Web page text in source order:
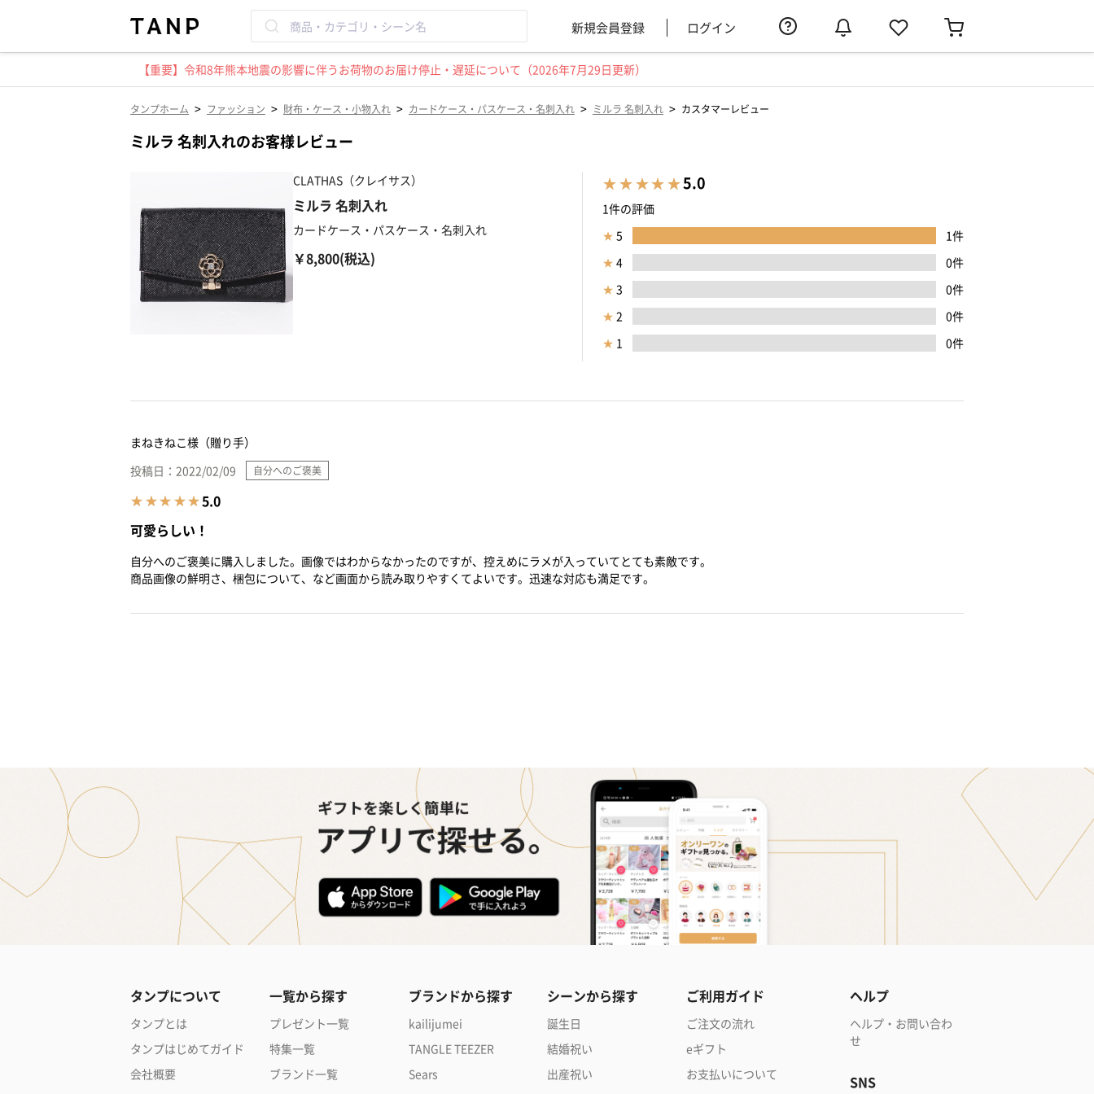
新規会員登録 ログイン
【重要】令和8年熊本地震の影響に伴うお荷物のお届け停止・遅延について（2026年7月29日更新）
タンプホーム > ファッション > 財布・ケース・小物入れ > カードケース・パスケース・名刺入れ > ミルラ 名刺入れ > カスタマーレビュー
ミルラ 名刺入れのお客様レビュー
CLATHAS（クレイサス）
ミルラ 名刺入れ
カードケース・パスケース・名刺入れ
￥8,800(税込)
5.0
1件の評価
★ 5
1件
★ 4
0件
★ 3
0件
★ 2
0件
★ 1 0件
タンプについて
タンプとは
タンプはじめてガイド
会社概要
一覧から探す
プレゼント一覧
特集一覧
ブランド一覧
ブランドから探す
kailijumei
TANGLE TEEZER
Sears
シーンから探す
誕生日
結婚祝い
出産祝い
ご利用ガイド
ご注文の流れ
eギフト
お支払いについて
ヘルプ
ヘルプ・お問い合わ
せ
SNS